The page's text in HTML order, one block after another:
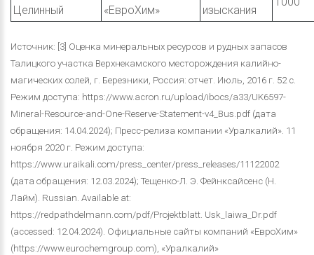
Целинный
«ЕвроХим»
изыскания
Источник: [3] Оценка минеральных ресурсов и рудных запасов
Талицкого участка Верхнекамского месторождения калийно-
магических солей, г. Березники, Россия: отчет. Июль, 2016 г. 52 с.
Режим доступа: https://www.acron.ru/upload/ibocs/a33/UK6597-
Mineral-Resource-and-One-Reserve-Statement-v4_Bus.pdf (дата
обращения: 14.04.2024); Пресс-релиза компании «Уралкалий». 11
ноября 2020 г. Режим доступа:
https://www.uraikali.com/press_center/press_releases/11122002
(дата обращения: 12.03.2024); Тещенко-Л. Э. Фейнксайсенс (Н.
Лайм). Russian. Available at:
https://redpathdelmann.com/pdf/Projektblatt. Usk_laiwa_Dr.pdf
(accessed: 12.04.2024). Официальные сайты компаний «ЕвроХим»
(https://www.eurochemgroup.com), «Уралкалий»